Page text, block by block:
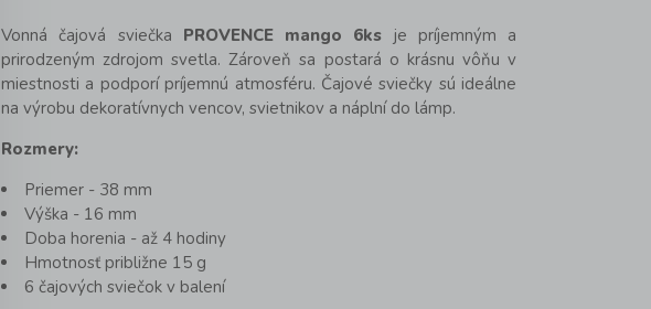
Vonná čajová sviečka PROVENCEmango 6ks je príjemným a
prirodzeným zdrojom svetla. Zároveň sa postará o krásnu vôňu v
miestnosti a podporí príjemnú atmosféru. Čajové sviečky sú ideálne
na výrobu dekoratívnych vencov, svietnikov a náplní do lámp.
Rozmery:
Priemer - 38 mm
Výška - 16 mm
Doba horenia - až 4 hodiny
Hmotnosť približne 15 g
6 čajových sviečok v balení